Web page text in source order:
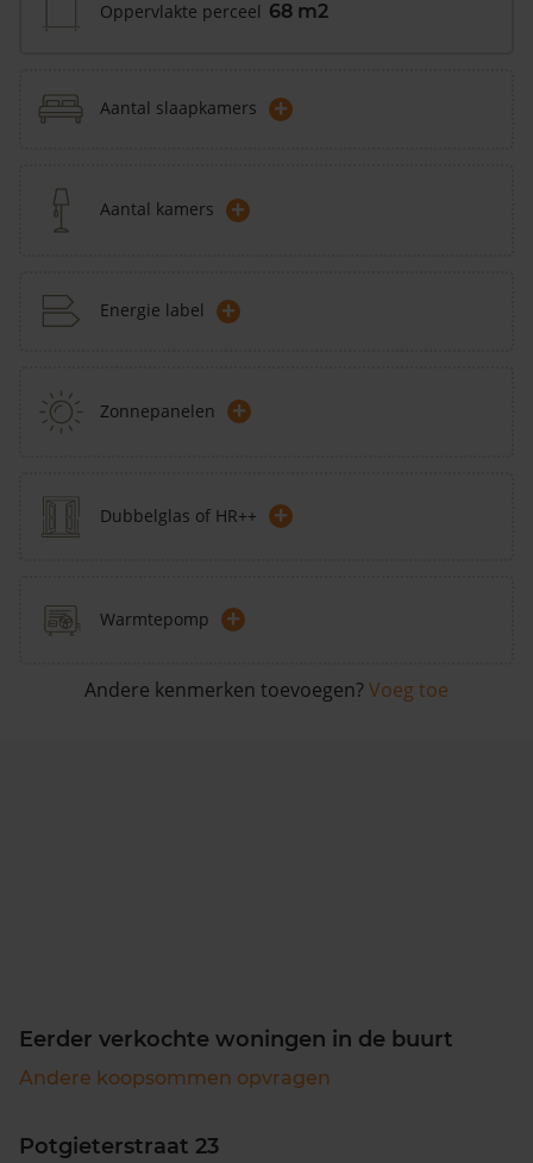
Oppervlakte perceel 68 m2
Aantal slaapkamers +
Aantal kamers +
Energie label +
Zonnepanelen +
Dubbelglas of HR++ +
Warmtepomp +
Andere kenmerken toevoegen? Voeg toe
Eerder verkochte woningen in de buurt
Andere koopsommen opvragen
Potgieterstraat 23